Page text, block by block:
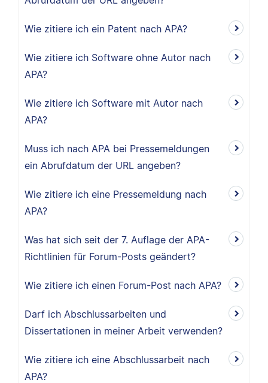
Wie zitiere ich ein Patent nach APA?
Wie zitiere ich Software ohne Autor nach
APA?
Wie zitiere ich Software mit Autor nach
APA?
Muss ich nach APA bei Pressemeldungen
ein Abrufdatum der URL angeben?
Wie zitiere ich eine Pressemeldung nach
APA?
Was hat sich seit der 7. Auflage der APA-
Richtlinien für Forum-Posts geändert?
Wie zitiere ich einen Forum-Post nach APA?
Darf ich Abschlussarbeiten und
Dissertationen in meiner Arbeit verwenden?
Wie zitiere ich eine Abschlussarbeit nach
APA?